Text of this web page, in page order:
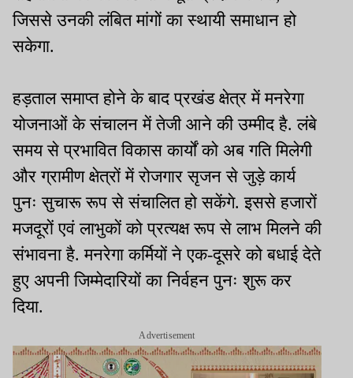
जिससे उनकी लंबित मांगों का स्थायी समाधान हो
सकेगा.
हड़ताल समाप्त होने के बाद प्रखंड क्षेत्र में मनरेगा
योजनाओं के संचालन में तेजी आने की उम्मीद है. लंबे
समय से प्रभावित विकास कार्यों को अब गति मिलेगी
और ग्रामीण क्षेत्रों में रोजगार सृजन से जुड़े कार्य
पुनः सुचारू रूप से संचालित हो सकेंगे. इससे हजारों
मजदूरों एवं लाभुकों को प्रत्यक्ष रूप से लाभ मिलने की
संभावना है. मनरेगा कर्मियों ने एक-दूसरे को बधाई देते
हुए अपनी जिम्मेदारियों का निर्वहन पुनः शुरू कर
दिया.
Advertisement